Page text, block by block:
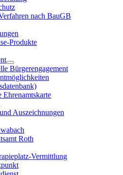
nach BauGB
Produkte
Bürgerengagement
Ehrenamtskarte
Auszeichnungen
Roth
Vermittlung